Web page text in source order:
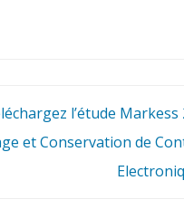
l’étude Markess
et Conservation de